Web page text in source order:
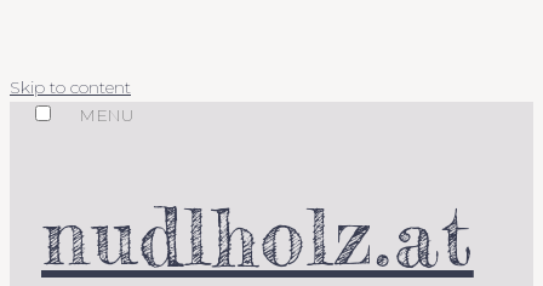
Skip to content
MENU
nudlholz.at